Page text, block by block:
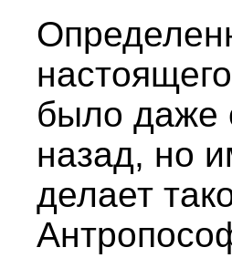
было даже
назад, но
делает